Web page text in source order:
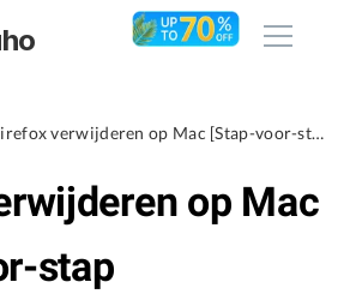
Firefox verwijderen op Mac [Stap-voor-stap handleiding]
op Mac
stap